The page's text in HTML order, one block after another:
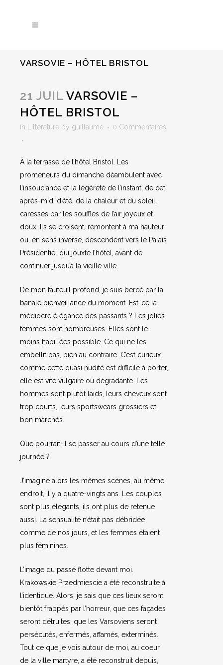
VARSOVIE – HÔTEL BRISTOL
21 JUIL VARSOVIE –
HÔTEL BRISTOL
in Littérature by guillaume 0 Commentaires
À la terrasse de l’hôtel Bristol. Les
promeneurs du dimanche déambulent avec
l’insouciance et la légèreté de l’instant, de cet
après-midi d’été, de la chaleur et du soleil,
caressés par les souffles de l’air joyeux et
doux. Ils se croisent, remontent à ma hauteur
ou, en sens inverse, descendent vers le Palais
Présidentiel qui jouxte l’hôtel, avant de
continuer jusqu’à la vieille ville.
De mon fauteuil profond, je suis bercé par la
banale bienveillance du moment. Est-ce la
médiocre élégance des passants ? Les jolies
femmes sont nombreuses. Elles sont le
moins habillées possible. Ce qui ne les
embellit pas, bien au contraire. C’est curieux
comme cette quasi nudité est difficile à porter,
elle est vite vulgaire ou dégradante. Les
hommes sont plutôt laids, leurs cheveux sont
trop courts, leurs sportswears grossiers et
bon marchés.
Que pourrait-il se passer au cours d’une telle
journée ?
J’imagine alors les mêmes scènes, au même
endroit, il y a quatre-vingts ans. Les couples
sont plus élégants, ils ont plus de retenue
aussi. La sensualité n’était pas débridée
comme de nos jours, et les femmes étaient
plus féminines.
L’image du passé flotte devant moi.
Krakowskie Przedmiescie a été reconstruite à
l’identique. Alors, je sais que ces lieux seront
bientôt frappés par l’horreur, que ces façades
seront détruites, que les Varsoviens seront
persécutés, enfermés, affamés, exterminés.
Tout ce que je vois autour de moi, au coeur
de la ville martyre, a été reconstruit depuis,